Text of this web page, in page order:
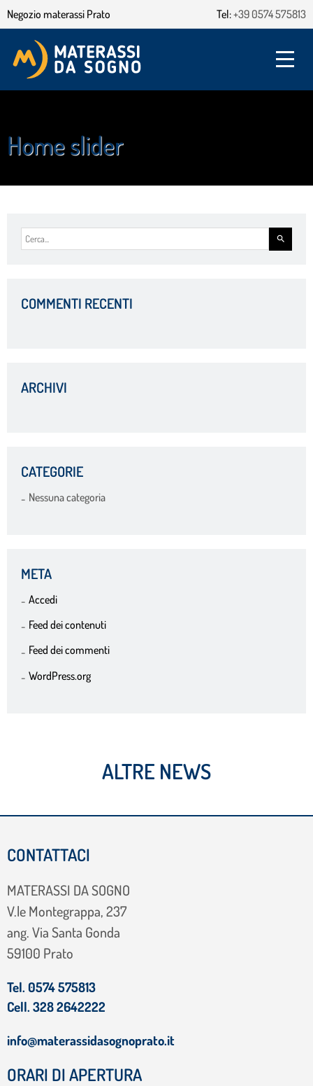
Negozio materassi Prato Tel:+39 0574 575813
Home slider
COMMENTI RECENTI
ARCHIVI
CATEGORIE
Nessuna categoria
META
Accedi
Feed dei contenuti
Feed dei commenti
WordPress.org
ALTRE NEWS
CONTATTACI
MATERASSI DA SOGNO
V.le Montegrappa, 237
ang. Via Santa Gonda
59100 Prato
Tel. 0574 575813
Cell. 328 2642222
info@materassidasognoprato.it
ORARI DI APERTURA